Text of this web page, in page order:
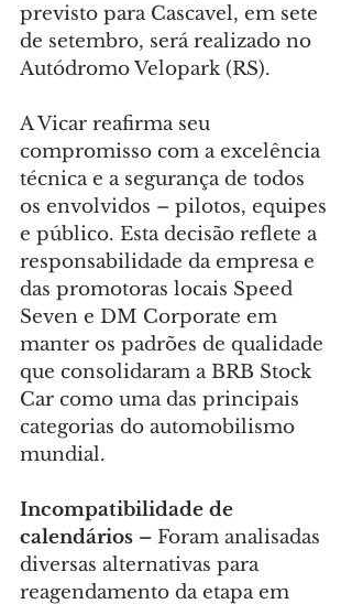
previsto para Cascavel, em sete
de setembro, será realizado no
Autódromo Velopark (RS).
A Vicar reafirma seu
compromisso com a excelência
técnica e a segurança de todos
os envolvidos – pilotos, equipes
e público. Esta decisão reflete a
responsabilidade da empresa e
das promotoras locais Speed
Seven e DM Corporate em
manter os padrões de qualidade
que consolidaram a BRB Stock
Car como uma das principais
categorias do automobilismo
mundial.
Incompatibilidade de
calendários – Foram analisadas
diversas alternativas para
reagendamento da etapa em